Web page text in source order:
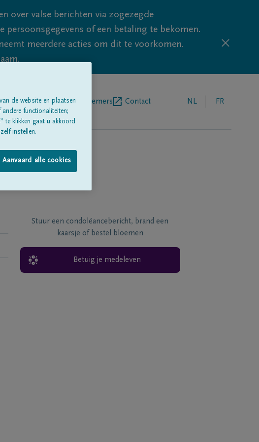
over valse berichten via zogezegde
persoonsgegevens of een betaling te bekomen.
meerdere acties om dit te voorkomen.
Over onsBegrafenisondernemers Contact NL FR
Stuur een condoléancebericht, brand een
kaarsje of bestel bloemen
Betuig je medeleven
de website en plaatsen
functionaliteiten;
te klikken gaat u akkoord
instellen.
Aanvaard alle cookies